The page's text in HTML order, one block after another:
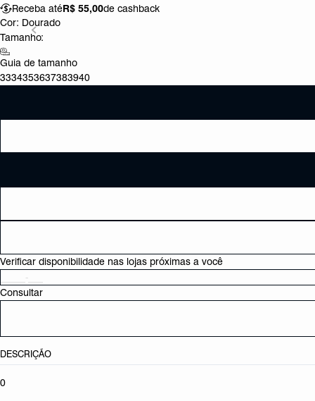
Receba atéR$ 55,00de cashback
Cor: Dourado
Tamanho:
Guia de tamanho
3334353637383940
Verificar disponibilidade nas lojas próximas a você
Consultar
DESCRIÇÃO
0